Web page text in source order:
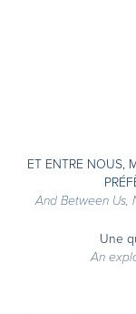
ET ENTRE NOUS,
And Between Us,
Une
An